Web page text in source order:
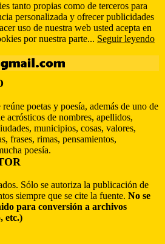
tanto propias como de terceros para
personalizada y ofrecer publicidades
uso de nuestra web usted acepta en
por nuestra parte... Seguir leyendo
poetas y poesía, además de uno de
acrósticos de nombres, apellidos,
municipios, cosas, valores,
frases, rimas, pensamientos,
poesía.
Sólo se autoriza la publicación de
siempre que se cite la fuente. No se
para conversión a archivos
etc.)